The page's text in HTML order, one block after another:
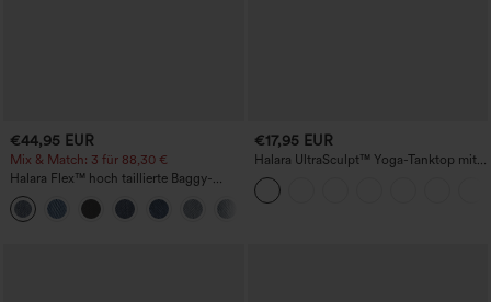
€44,95 EUR
Mix & Match: 3 für 88,30 €
Halara Flex™ hoch taillierte Baggy-
Jeans mit Taschen, weitem Bein,
stonewashed, lässig
€17,95 EUR
Halara UltraSculpt™ Yoga-Tanktop mit
doppelten Trägern und gedrehtem
Rückendesign